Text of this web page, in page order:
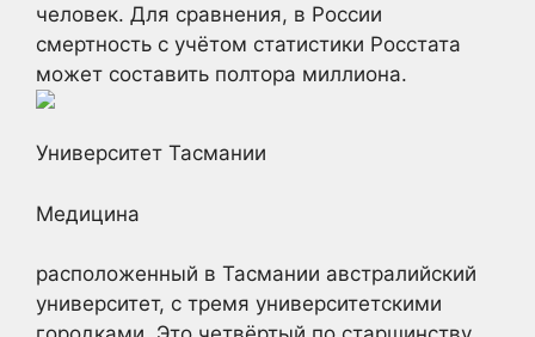
человек. Для сравнения, в России
смертность с учётом статистики Росстата
может составить полтора миллиона.
Университет Тасмании
Медицина
расположенный в Тасмании австралийский
университет, с тремя университетскими